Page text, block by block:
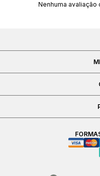
Nenhuma